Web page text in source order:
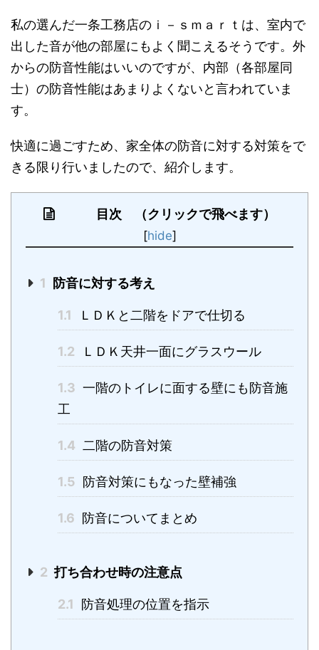
私の選んだ一条工務店のｉ－ｓｍａｒｔは、室内で
出した音が他の部屋にもよく聞こえるそうです。外
からの防音性能はいいのですが、内部（各部屋同
士）の防音性能はあまりよくないと言われていま
す。
快適に過ごすため、家全体の防音に対する対策をで
きる限り行いましたので、紹介します。
目次 （クリックで飛べます）
[hide]
1 防音に対する考え
1.1 ＬＤＫと二階をドアで仕切る
1.2 ＬＤＫ天井一面にグラスウール
1.3 一階のトイレに面する壁にも防音施
工
1.4 二階の防音対策
1.5 防音対策にもなった壁補強
1.6 防音についてまとめ
2 打ち合わせ時の注意点
2.1 防音処理の位置を指示